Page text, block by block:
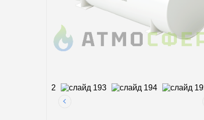
Магистральная газификация
Заправка газгольдеров